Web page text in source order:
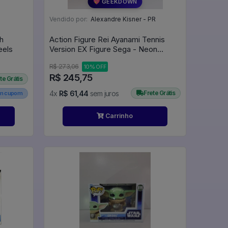
Grátis
cupom
Vendido por: Alexandre Kisner - PR
Action Figure Rei Ayanami Tennis
Version EX Figure Sega - Neon
R$ 273,06 10% OFF
R$ 245,75
4x R$ 61,44 sem juros Frete Grátis
Carrinho